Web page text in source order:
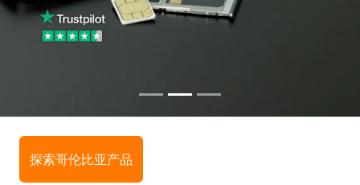
探索哥伦比亚产品